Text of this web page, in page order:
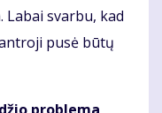
svarbu, kad
pusė būtų